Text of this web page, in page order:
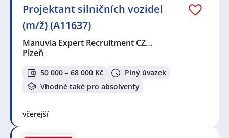
Projektant silničních vozidel
(m/ž) (A11637)
Manuvia Expert Recruitment CZ…
Plzeň
50 000 – 68 000 Kč
Plný úvazek
Vhodné také pro absolventy
včerejší